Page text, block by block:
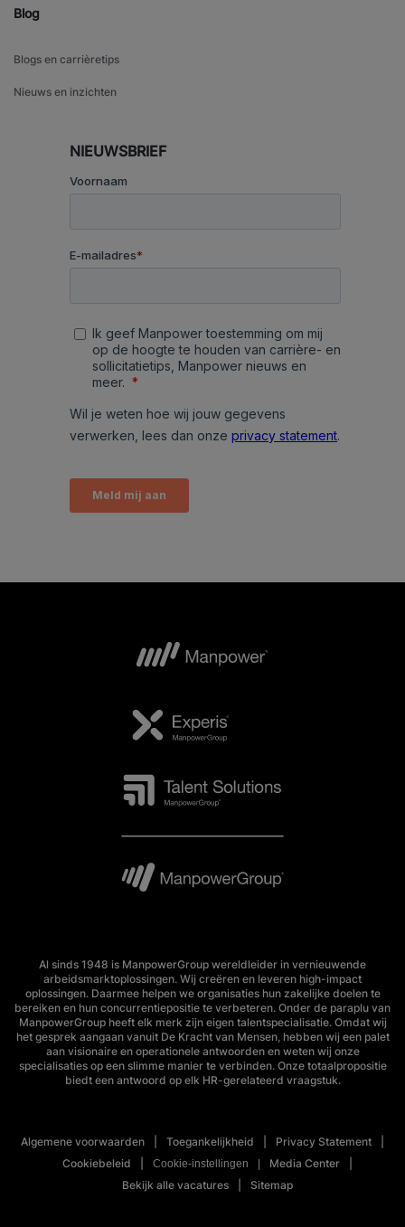
Blog
Blogs en carrièretips
Nieuws en inzichten
NIEUWSBRIEF
Al sinds 1948 is ManpowerGroup wereldleider in vernieuwende
arbeidsmarktoplossingen. Wij creëren en leveren high-impact
oplossingen. Daarmee helpen we organisaties hun zakelijke doelen te
bereiken en hun concurrentiepositie te verbeteren. Onder de paraplu van
ManpowerGroup heeft elk merk zijn eigen talentspecialisatie. Omdat wij
het gesprek aangaan vanuit De Kracht van Mensen, hebben wij een palet
aan visionaire en operationele antwoorden en weten wij onze
specialisaties op een slimme manier te verbinden. Onze totaalpropositie
biedt een antwoord op elk HR-gerelateerd vraagstuk.
Algemene voorwaarden Toegankelijkheid
Privacy Statement
Cookiebeleid
Cookie-instellingen
Media Center
Bekijk alle vacatures
Sitemap